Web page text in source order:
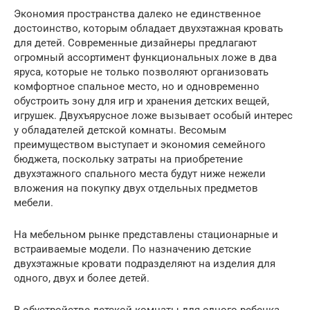
Экономия пространства далеко не единственное
достоинство, которым обладает двухэтажная кровать
для детей. Современные дизайнеры предлагают
огромный ассортимент функциональных ложе в два
яруса, которые не только позволяют организовать
комфортное спальное место, но и одновременно
обустроить зону для игр и хранения детских вещей,
игрушек. Двухъярусное ложе вызывает особый интерес
у обладателей детской комнаты. Весомым
преимуществом выступает и экономия семейного
бюджета, поскольку затраты на приобретение
двухэтажного спального места будут ниже нежели
вложения на покупку двух отдельных предметов
мебели.
На мебельном рынке представлены стационарные и
встраиваемые модели. По назначению детские
двухэтажные кровати подразделяют на изделия для
одного, двух и более детей.